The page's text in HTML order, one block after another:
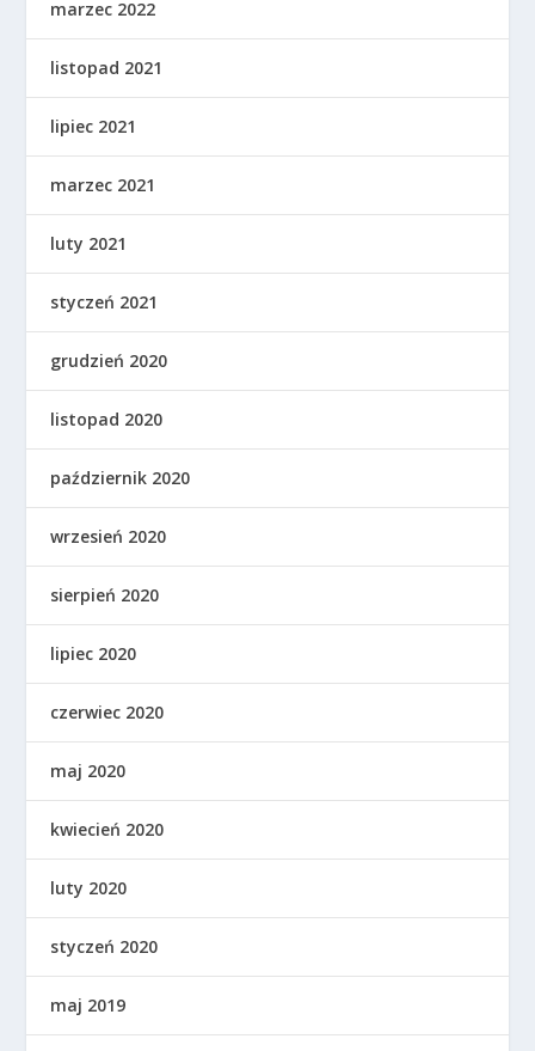
marzec 2022
listopad 2021
lipiec 2021
marzec 2021
luty 2021
styczeń 2021
grudzień 2020
listopad 2020
październik 2020
wrzesień 2020
sierpień 2020
lipiec 2020
czerwiec 2020
maj 2020
kwiecień 2020
luty 2020
styczeń 2020
maj 2019